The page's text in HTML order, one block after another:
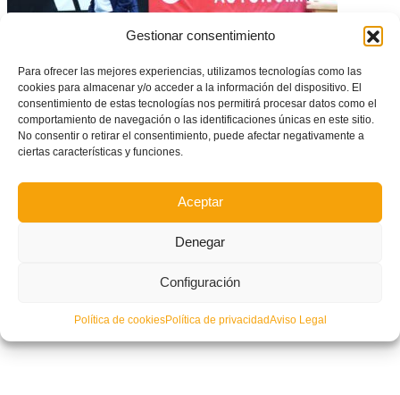
Gestionar consentimiento
Para ofrecer las mejores experiencias, utilizamos tecnologías como las
cookies para almacenar y/o acceder a la información del dispositivo. El
consentimiento de estas tecnologías nos permitirá procesar datos como el
comportamiento de navegación o las identificaciones únicas en este sitio.
No consentir o retirar el consentimiento, puede afectar negativamente a
ciertas características y funciones.
Aceptar
Denegar
Configuración
Política de cookiesPolítica de privacidadAviso Legal
CONVOCATORIA: Amistoso de la Selecció Valenciana masculina sub14
de fútbol para comenzar a preparar la Fase Final Oro